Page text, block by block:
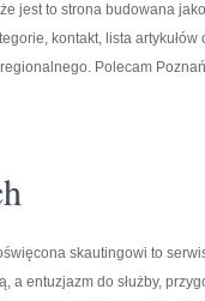
jest to strona budowana
kontakt, lista
Polecam Poznań
skautingowi to
a entuzjazm do służby,